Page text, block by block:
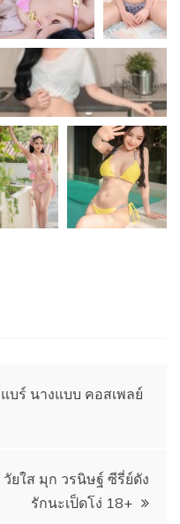
บร์ นางแบบ คอสเพลย์
ยใส มุก วรนิษฐ์ ซีรี่ย์ดัง
รักนะเป็ดโง่ 18+